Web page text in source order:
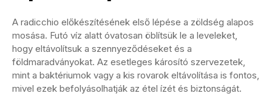
A radicchio előkészítésének első lépése a zöldség alapos
mosása. Futó víz alatt óvatosan öblítsük le a leveleket,
hogy eltávolítsuk a szennyeződéseket és a
földmaradványokat. Az esetleges károsító szervezetek,
mint a baktériumok vagy a kis rovarok eltávolítása is fontos,
mivel ezek befolyásolhatják az étel ízét és biztonságát.